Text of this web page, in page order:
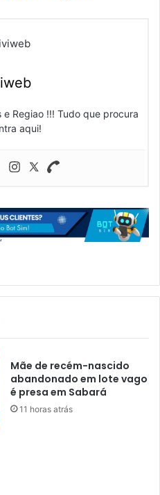
Regiao !!! Tudo que procura
aqui!
Mãe de recém-nascido
abandonado em lote vago
é presa em Sabará
11 horas atrás